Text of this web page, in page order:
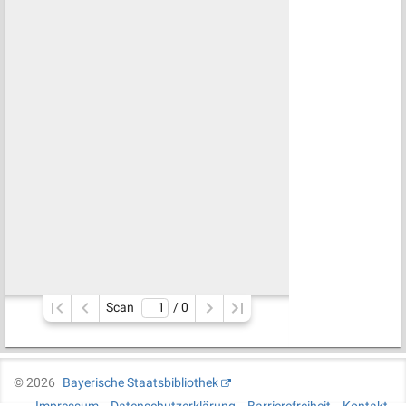
Scan / 0
©2026
Bayerische Staatsbibliothek